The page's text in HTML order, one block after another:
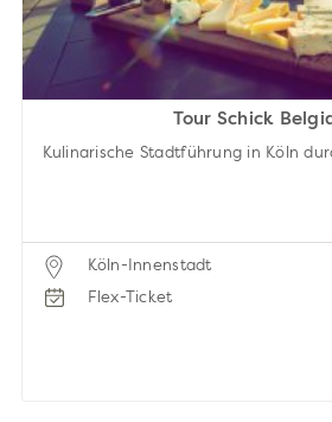
Tour Schick
Kulinarische Stadtführung in Köln
Köln-Innenstadt
Flex-Ticket